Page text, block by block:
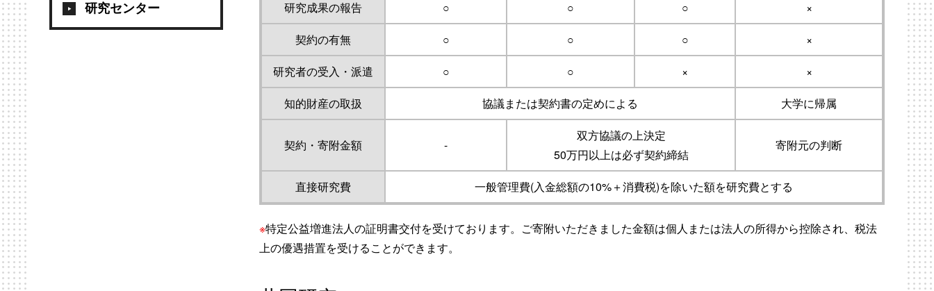
研究センター
研究成果の報告
○ ○ ○
×
契約の有無
○ ○ ○
×
研究者の受入・派遣
○ ○ ×
×
知的財産の取扱
協議または契約書の定めによる 大学に帰属
契約・寄附金額 -
双方協議の上決定
50万円以上は必ず契約締結
寄附元の判断
直接研究費 一般管理費(入金総額の10%＋消費税)を除いた額を研究費とする
※特定公益増進法人の証明書交付を受けております。ご寄附いただきました金額は個人または法人の所得から控除され、税法
上の優遇措置を受けることができます。